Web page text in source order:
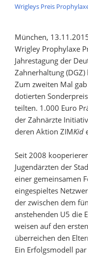
Wrigleys Preis
München,
Wrigley Prophylaxe
Jahrestagung der
Zahnerhaltung
Zum zweiten Mal
dotierten
teilten. 1.000 Euro
der Zahnärzte
deren Aktion ZIMKid
Seit 2008
Jugendärzten der
einer gemeinsamen
eingespieltes
der zwischen dem
anstehenden U5 die
weisen auf den
überreichen den
Ein Erfolgsmodell